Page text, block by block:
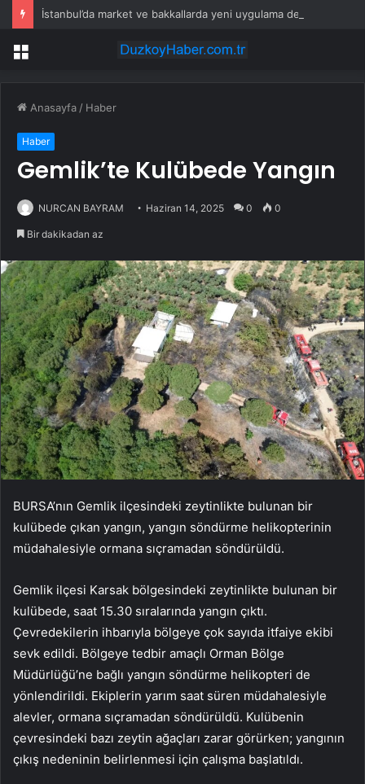
Menü
Anasayfa / Haber
Haber
Gemlik’te Kulübede Yangın
NURCAN BAYRAM Haziran 14, 2025 0 0
Bir dakikadan az
BURSA’nın Gemlik ilçesindeki zeytinlikte bulunan bir
kulübede çıkan yangın, yangın söndürme helikopterinin
müdahalesiyle ormana sıçramadan söndürüldü.
Gemlik ilçesi Karsak bölgesindeki zeytinlikte bulunan bir
kulübede, saat 15.30 sıralarında yangın çıktı.
Çevredekilerin ihbarıyla bölgeye çok sayıda itfaiye ekibi
sevk edildi. Bölgeye tedbir amaçlı Orman Bölge
Müdürlüğü’ne bağlı yangın söndürme helikopteri de
yönlendirildi. Ekiplerin yarım saat süren müdahalesiyle
alevler, ormana sıçramadan söndürüldü. Kulübenin
çevresindeki bazı zeytin ağaçları zarar görürken; yangının
çıkış nedeninin belirlenmesi için çalışma başlatıldı.